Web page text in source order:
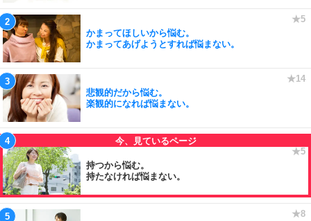
かまってほしいから悩む。
かまってあげようとすれば悩まない。
悲観的だから悩む。
楽観的になれば悩まない。
持つから悩む。
持たなければ悩まない。